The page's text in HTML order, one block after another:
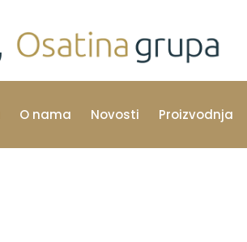
O nama Novosti Proizvodnja